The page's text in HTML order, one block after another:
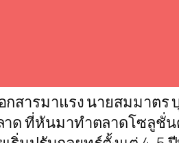
กสารมาแรง นายสมมาต
าด ที่หันมาทำตลาดโซลูชั่